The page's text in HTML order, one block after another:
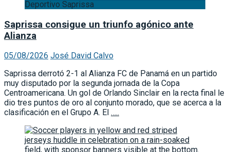
Deportivo Saprissa
Saprissa consigue un triunfo agónico ante
Alianza
05/08/2026 José David Calvo
Saprissa derrotó 2-1 al Alianza FC de Panamá en un partido
muy disputado por la segunda jornada de la Copa
Centroamericana. Un gol de Orlando Sinclair en la recta final le
dio tres puntos de oro al conjunto morado, que se acerca a la
clasificación en el Grupo A. El …..